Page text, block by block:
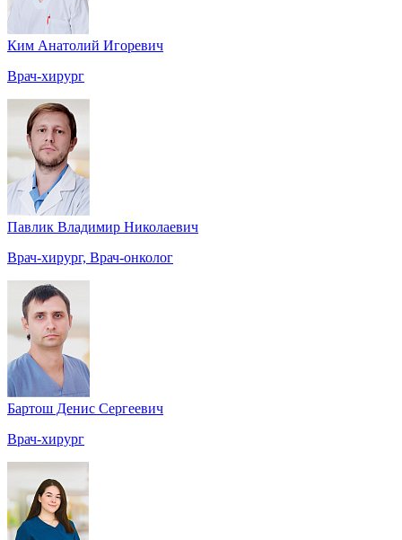
Ким Анатолий Игоревич
Врач-хирург
Павлик Владимир Николаевич
Врач-хирург, Врач-онколог
Бартош Денис Сергеевич
Врач-хирург